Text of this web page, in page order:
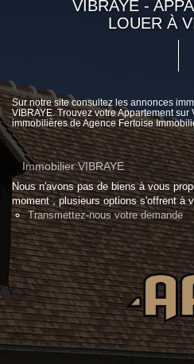
VIBRAYE -
LOUER À
Sur notre site consultez les annonces
VIBRAYE. Trouvez votre Appartement
immobilières de Agence Fertoise
Immobilier VIBRAYE
Nous n'avons pas de biens à vous
moment , plusieurs options s'offrent à
Transmettez-nous votre demande